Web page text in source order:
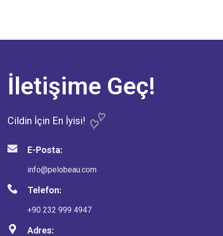
İletişime Geç!
Cildin İçin En İyisi!
E-Posta:
info@pelobeau.com
Telefon:
+90 232 999 4947
Adres: